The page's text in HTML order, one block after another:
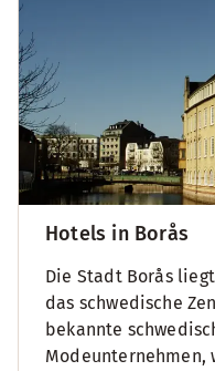
Hotels in Borås
Die Stadt Borås
das schwedische
bekannte
Modeunternehmen,